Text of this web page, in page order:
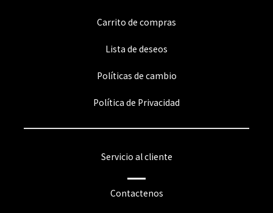
Carrito de compras
Lista de deseos
Políticas de cambio
Política de Privacidad
Servicio al cliente
Contactenos